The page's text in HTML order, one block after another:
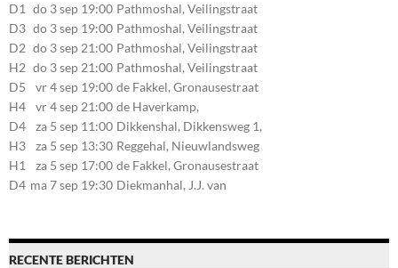
D1 do 3 sep 19:00 Pathmoshal, Veilingstraat
20, 7545LZ Enschede
D3 do 3 sep 19:00 Pathmoshal, Veilingstraat
20, 7545LZ Enschede
D2 do 3 sep 21:00 Pathmoshal, Veilingstraat
20, 7545LZ Enschede
H2 do 3 sep 21:00 Pathmoshal, Veilingstraat
20, 7545LZ Enschede
D5 vr 4 sep 19:00 de Fakkel, Gronausestraat
107, 7581CE Losser
H4 vr 4 sep 21:00 de Haverkamp,
Stationsstraat 30, 7475AM
Markelo
D4 za 5 sep 11:00 Dikkenshal, Dikkensweg 1,
7641CC Wierden
H3 za 5 sep 13:30 Reggehal, Nieuwlandsweg
1, 7461VP Rijssen
H1 za 5 sep 17:00 de Fakkel, Gronausestraat
107, 7581CE Losser
D4 ma 7 sep 19:30 Diekmanhal, J.J. van
RECENTE BERICHTEN